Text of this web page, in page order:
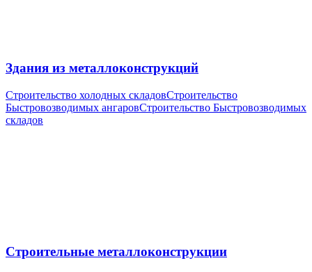
Здания из металлоконструкций
Строительство холодных складовСтроительство
Быстровозводимых ангаровСтроительство Быстровозводимых
складов
Строительные металлоконструкции